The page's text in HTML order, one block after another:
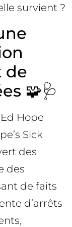
survient ?
de
🧩🩺
Hope
Sick
des
des
de faits
d’arrêts